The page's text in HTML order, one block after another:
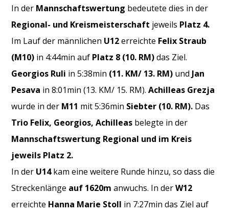
In der Mannschaftswertung bedeutete dies in der
Regional- und Kreismeisterschaft jeweils Platz 4.
Im Lauf der männlichen U12erreichte Felix Straub
(M10) in 4:44min auf Platz 8 (10. RM)das Ziel.
Georgios Ruli in 5:38min (11. KM/ 13. RM) und Jan
Pesava in 8:01min (13. KM/ 15. RM).Achilleas Grezja
wurde in der M11 mit 5:36min Siebter (10. RM). Das
Trio Felix, Georgios, Achilleas belegte in der
Mannschaftswertung Regional und im Kreis
jeweils Platz 2.
In der U14kam eine weitere Runde hinzu, so dass die
Streckenlänge auf 1620m anwuchs. In derW12
erreichte Hanna Marie Stoll in 7:27min das Ziel auf